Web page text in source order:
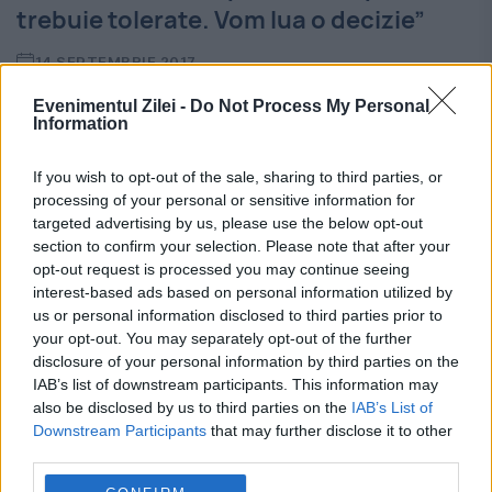
Evenimentul Zilei - Do Not Process My Personal
Information
If you wish to opt-out of the sale, sharing to third parties, or
processing of your personal or sensitive information for
targeted advertising by us, please use the below opt-out
section to confirm your selection. Please note that after your
opt-out request is processed you may continue seeing
interest-based ads based on personal information utilized by
us or personal information disclosed to third parties prior to
your opt-out. You may separately opt-out of the further
disclosure of your personal information by third parties on the
IAB’s list of downstream participants. This information may
also be disclosed by us to third parties on the IAB’s List of
Downstream Participants that may further disclose it to other
trebuie tolerate. Vom lua o decizie”
14 SEPTEMBRIE 2017
Vicepreședintele PNL, Gigel Știrbu, a spus
care Mirel Palada l-a agresat fizic pe
senatorul USR, Mihai Goțiu, este un
episod...
EXCLUSIV. Război în PNL. Gigel îi dă
REPLICA lui Florinel: "Este puțin